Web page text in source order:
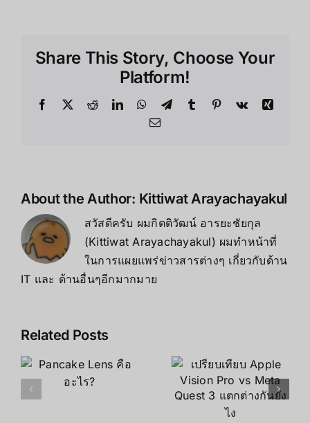
ยัง
ไง
Share This Story, Choose Your
Platform!
Facebook
X RedditLinkedInWhatsApp
TelegramTumblr Pinterest
Vk
Xing
Email
About the Author: Kittiwat Arayachayakul
สวัสดีครับ ผมกิตติวัฒน์ อารยะชัยกุล
(Kittiwat Arayachayakul) ผมทำหน้าที่
ในการแผยแพร่ข่าวสารต่างๆ เกี่ยวกับด้าน
IT และ ด้านอื่นๆอีกมากมาย
Related Posts
เปรียบเทียบ
Apple
Vision Pro
Apple
Vision Pro
ก้าวสู่คำ